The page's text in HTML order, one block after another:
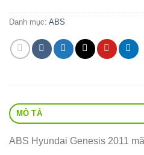
Danh mục: ABS
MÔ TẢ
ABS Hyundai Genesis 2011